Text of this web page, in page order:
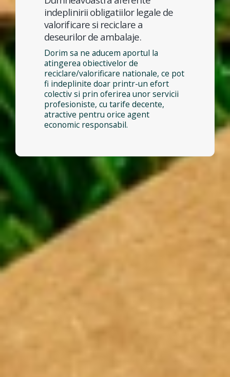
indeplinirii obligatiilor legale de
valorificare si reciclare a
deseurilor de ambalaje.
Dorim sa ne aducem aportul la
atingerea obiectivelor de
reciclare/valorificare nationale, ce pot
fi indeplinite doar printr-un efort
colectiv si prin oferirea unor servicii
profesioniste, cu tarife decente,
atractive pentru orice agent
economic responsabil.